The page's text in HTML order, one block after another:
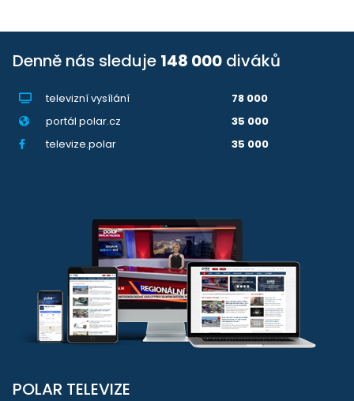
Denně nás sleduje 148 000 diváků
televizní vysílání
78 000
portál polar.cz
35 000
televize.polar
35 000
POLAR TELEVIZE